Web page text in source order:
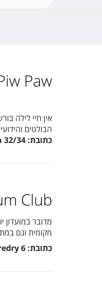
Paw
הבולטים והידועים בעיר. יש בו למעלה מ – 200 סוגים שונים של
כתובת: 32/34
Club
מקומית וגם
כתובת: 6